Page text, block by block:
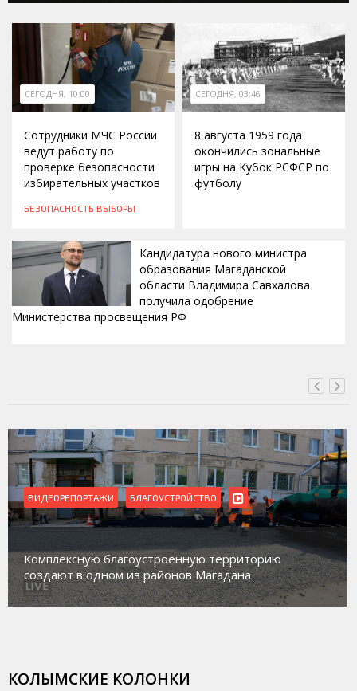
СЕГОДНЯ, 10:00
Сотрудники МЧС России
ведут работу по
проверке безопасности
избирательных участков
БЕЗОПАСНОСТЬ ВЫБОРЫ
СЕГОДНЯ, 03:46
8 августа 1959 года
окончились зональные
игры на Кубок РСФСР по
футболу
Кандидатура нового министра
образования Магаданской
области Владимира Савхалова
получила одобрение
Министерства просвещения РФ
ВИДЕОРЕПОРТАЖИ БЛАГОУСТРОЙСТВО
Комплексную благоустроенную территорию
создают в одном из районов Магадана
КОЛЫМСКИЕ КОЛОНКИ